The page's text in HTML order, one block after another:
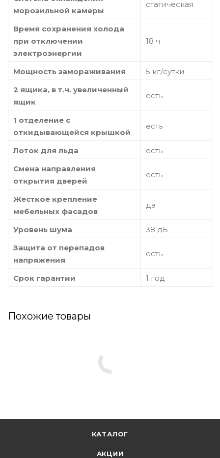
морозильной камеры
статическая
Время сохранения холода
при отключении
электроэнергии
18 ч
Мощность замораживания
5 кг/сутки
2 ящика, в т.ч. увеличенный
ящик
есть
1 отделение с
откидывающейся крышкой
есть
Лоток для льда
есть
Смена направления
открытия дверей
есть
Жесткое крепление
мебельных фасадов
да
Уровень шума
38 дБ
Защита от перепадов
напряжения
есть
Срок гарантии 1 год
Похожие товары
КАТАЛОГ
АКЦИИ